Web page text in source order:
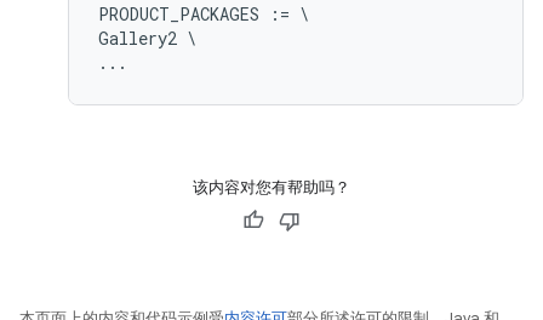
PRODUCT_PACKAGES := \
Gallery2 \
该内容对您有帮助吗？